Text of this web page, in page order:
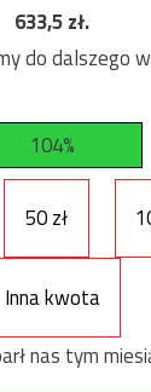
633,5zł.
do dalszego
104%
50 zł
Inna kwota
nas tym